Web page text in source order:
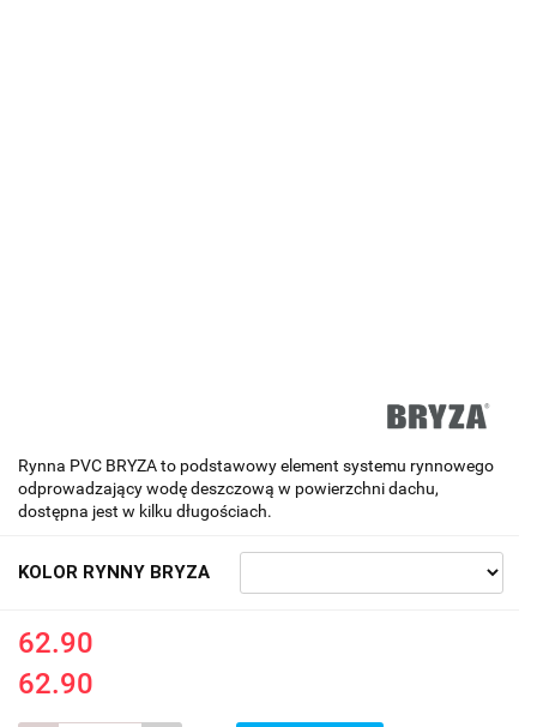
Rynna PVC BRYZA to podstawowy element systemu rynnowego
odprowadzający wodę deszczową w powierzchni dachu,
dostępna jest w kilku długościach.
KOLOR RYNNY BRYZA
62.90
62.90